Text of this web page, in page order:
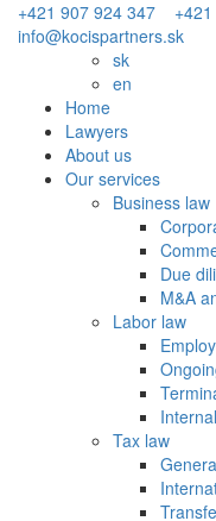
+421 907 924 347
info@kocispartners.sk
sk
en
Home
Lawyers
About us
Our services
Business law
Due
M&A
Labor law
Tax law